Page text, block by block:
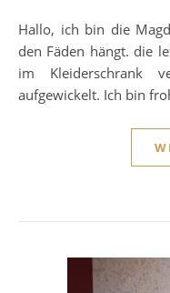
Hallo, ich bin die Magdalena. Genau die da oben, die an
den Fäden hängt. die
im Kleiderschrank
aufgewickelt. Ich bin